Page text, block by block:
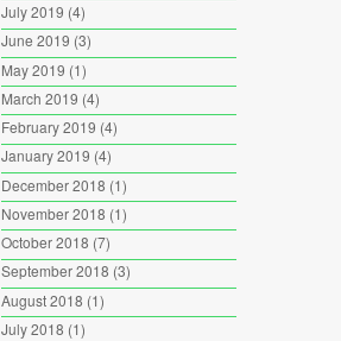
July 2019 (4)
June 2019 (3)
May 2019 (1)
March 2019 (4)
February 2019 (4)
January 2019 (4)
December 2018 (1)
November 2018 (1)
October 2018 (7)
September 2018 (3)
August 2018 (1)
July 2018 (1)